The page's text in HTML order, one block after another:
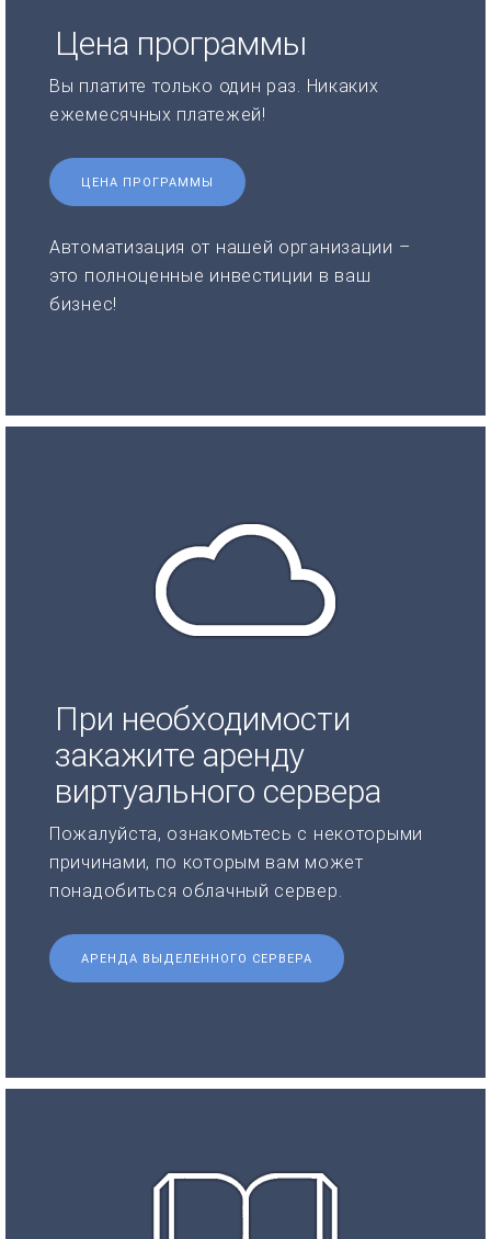
Цена программы
Вы платите только один раз. Никаких
ежемесячных платежей!
ЦЕНА ПРОГРАММЫ
Автоматизация от нашей организации –
это полноценные инвестиции в ваш
бизнес!
При необходимости
закажите аренду
виртуального сервера
Пожалуйста, ознакомьтесь с некоторыми
причинами, по которым вам может
понадобиться облачный сервер.
АРЕНДА ВЫДЕЛЕННОГО СЕРВЕРА